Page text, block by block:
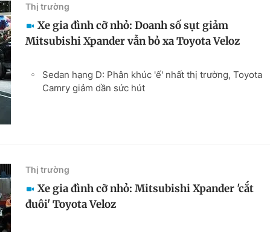
Thị trường
Xe gia đình cỡ nhỏ: Doanh số sụt giảm
Mitsubishi Xpander vẫn bỏ xa Toyota Veloz
Sedan hạng D: Phân khúc 'ế' nhất thị trường, Toyota
Camry giảm dần sức hút
Thị trường
Xe gia đình cỡ nhỏ: Mitsubishi Xpander 'cắt
đuôi' Toyota Veloz